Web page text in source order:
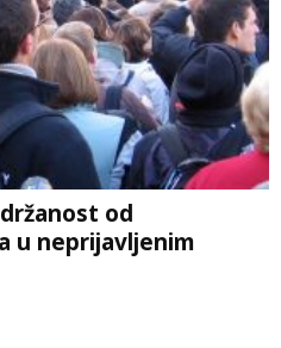
od
u neprijavljenim